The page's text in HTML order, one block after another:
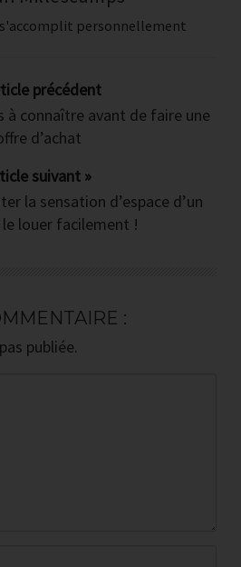
les 4 épreuves
dans l'immobilier
inévitables que font
comment chercher un bien
par la banque ?
calculer (sans rien oublier)
personnellement
précédent
à connaître avant de faire une
d’achat
suivant »
la sensation d’espace d’un
louer facilement !
:
publiée.